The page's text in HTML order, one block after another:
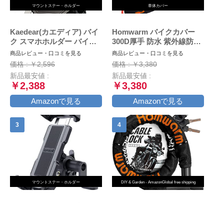
マウントステー・ホルダー
Kaedear(カエディア) バイ
ク スマホホルダー バイク
用スマホホルダー 携帯ホル
ダー 振動吸収 マウント 対
応 スマホ スタンド アルミ
製 マウント ハンドル ミラ
ー 原付 オートバイ 自転車
クイックホールド KDR-
M11C (Black)
商品レビュー・口コミを見る
価格 : ￥2,596
新品最安値 :
￥2,388
Amazonで見る
車体カバー
Homwarm バイクカバー
300D厚手 防水 紫外線防止
盗難防止 収納バッグ付き
(XXL, ブラック)
商品レビュー・口コミを見る
価格 : ￥3,380
新品最安値 :
￥3,380
Amazonで見る
マウントステー・ホルダー DIY & Garden - AmazonGlobal free shipping